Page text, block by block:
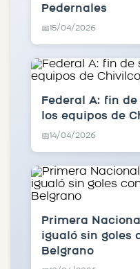
Pedernales
📅15/04/2026
Federal A: fin
los equipos de
📅14/04/2026
Primera
igualó sin goles
Belgrano